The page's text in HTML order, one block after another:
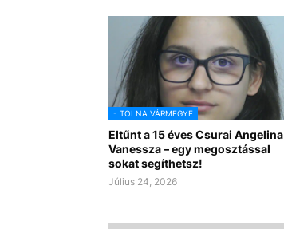
- TOLNA VÁRMEGYE
Eltűnt a 15 éves Csurai Angelina
Vanessza – egy megosztással
sokat segíthetsz!
Július 24, 2026